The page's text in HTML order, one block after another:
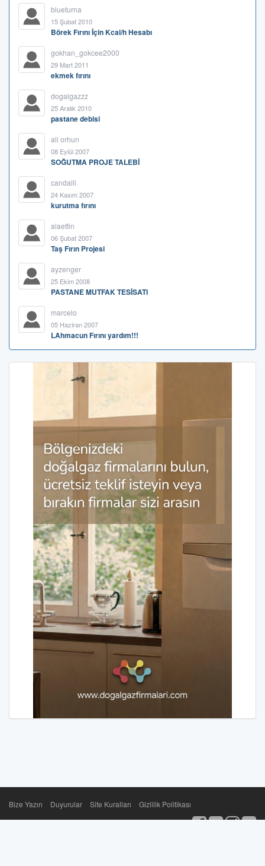
blueturna
15 Şubat 2010
Börek Fırını İçin Kcal/h Hesabı
gokhan_gokcee2000
29 Mart 2011
ekmek fırını
dogalgazzz
25 Aralık 2010
pastane debisi
ali orhun
08 Eylül 2007
SOĞUTMA PROJE TALEBİ
candalli
24 Kasım 2007
kurutma fırını
alaettin
06 Şubat 2007
Taş Fırın Projesi
ayzenger
25 Ekim 2008
PASTANE MUTFAK TESİSATI
marcelo
05 Haziran 2007
LAhmacun Fırını yardım!!!
Bize Yazın Duyurular Site Kuralları Gizlilik Politikası